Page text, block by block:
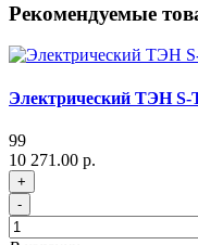
Рекомендуемые
Электрический ТЭН S-
99
10 271.00 р.
+
-